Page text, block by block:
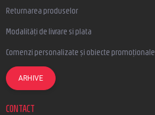
Returnarea produselor
Modalități de livrare si plata
Comenzi personalizate și obiecte promoționale
ARHIVE
CONTACT